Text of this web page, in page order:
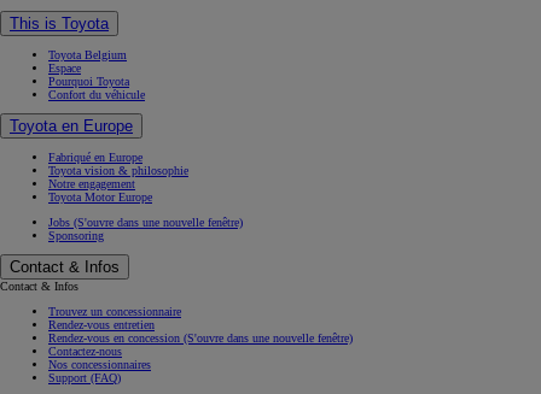
This is Toyota
Toyota Belgium
Espace
Pourquoi Toyota
Confort du véhicule
Toyota en Europe
Fabriqué en Europe
Toyota vision & philosophie
Notre engagement
Toyota Motor Europe
Jobs (S'ouvre dans une nouvelle fenêtre)
Sponsoring
Contact & Infos
Contact & Infos
Trouvez un concessionnaire
Rendez-vous entretien
Rendez-vous en concession (S'ouvre dans une nouvelle fenêtre)
Contactez-nous
Nos concessionnaires
Support (FAQ)